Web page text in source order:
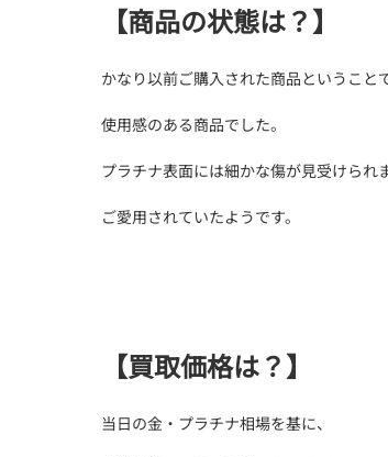
【商品の状態は？】
かなり以前ご購入された商品ということで
使用感のある商品でした。
プラチナ表面には細かな傷が見受けられま
ご愛用されていたようです。
【買取価格は？】
当日の金・プラチナ相場を基に、